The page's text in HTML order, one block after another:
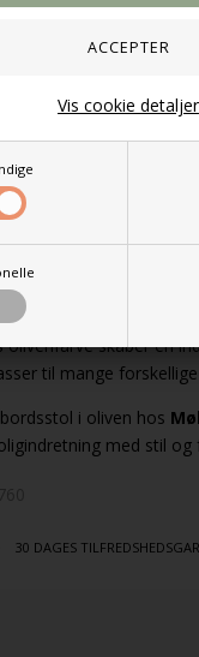
Vis cookie detaljer
cm
42 cm
cm
er det perfekte valg for
design, komfort
olivenfarve skaber en
til mange
i oliven hos
med stil og
30 DAGES